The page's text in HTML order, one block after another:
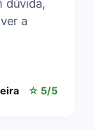
dúvida,
a
☆ 5/5